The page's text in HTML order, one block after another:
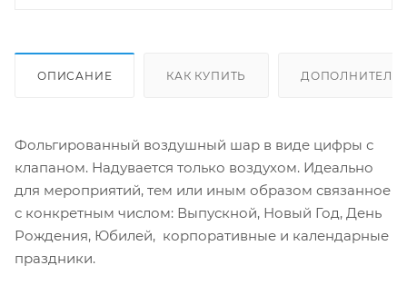
ОПИСАНИЕ КАК КУПИТЬ
Фольгированный воздушный шар в виде цифры с
клапаном. Надувается только воздухом. Идеально
для мероприятий, тем или иным образом связанное
с конкретным числом: Выпускной, Новый Год, День
Рождения, Юбилей, корпоративные и календарные
праздники.